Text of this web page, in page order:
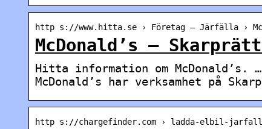
http s://www.hitta.se › Företag – Järfälla ›
McDonald’s –
Hitta information om McDonald’s.
McDonald’s har verksamhet på
http s://chargefinder.com › ladda-elbil-